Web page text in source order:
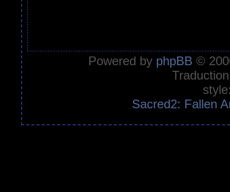
Powered by phpBB ©
Sacred2: Fallen